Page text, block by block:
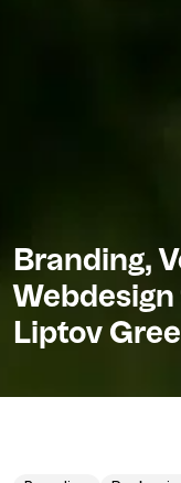
Branding,
Liptov